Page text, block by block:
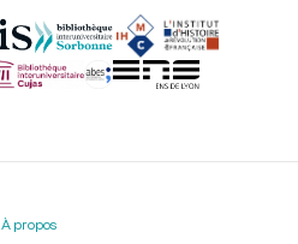
À propos